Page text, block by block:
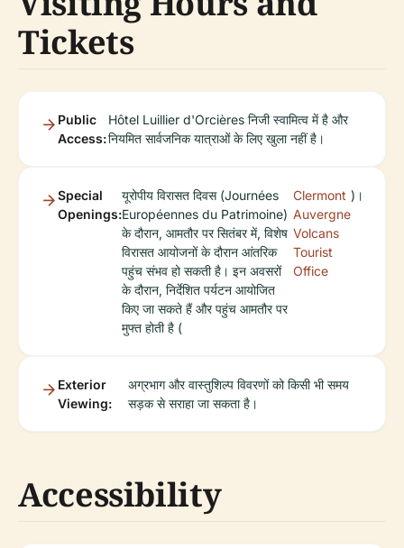
Tickets
Public
Access:
Hôtel Luillier d'Orcières निजी स्वामित्व में है और
नियमित सार्वजनिक यात्राओं के लिए खुला नहीं है।
Special
Openings:
यूरोपीय विरासत दिवस (Journées
Européennes du Patrimoine)
के दौरान, आमतौर पर सितंबर में, विशेष
विरासत आयोजनों के दौरान आंतरिक
पहुंच संभव हो सकती है। इन अवसरों
के दौरान, निर्देशित पर्यटन आयोजित
किए जा सकते हैं और पहुंच आमतौर पर
मुफ्त होती है (
Clermont
Auvergne
Volcans
Tourist
Office
)।
Exterior
Viewing:
अग्रभाग और वास्तुशिल्प विवरणों को किसी भी समय
सड़क से सराहा जा सकता है।
Accessibility